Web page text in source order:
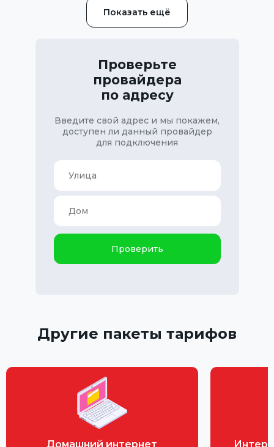
Показать ещё
Проверьте
провайдера
по адресу
Введите свой адрес и мы покажем,
доступен ли данный провайдер
для подключения
Проверить
Другие пакеты тарифов
Домашний интернет